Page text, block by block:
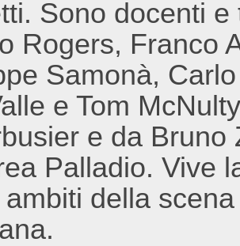
Sono docenti
Rogers, Franco
Samonà,
e Tom
e da
Palladio. Vive
della